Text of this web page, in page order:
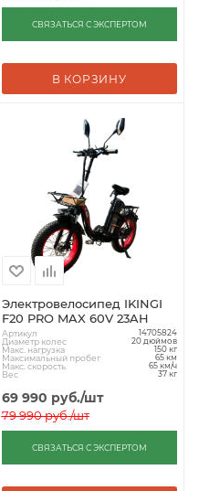
СВЯЗАТЬСЯ С ЭКСПЕРТОМ
В КОРЗИНУ
Электровелосипед IKINGI
F20 PRO MAX 60V 23AH
Артикул 14705824
Диаметр колес 20 дюймов
Макс. нагрузка 150 кг
Максимальный пробег 65 км
Макс. скорость 65 км/ч
Вес 37 кг
69 990 руб./шт
79 990руб./шт
СВЯЗАТЬСЯ С ЭКСПЕРТОМ